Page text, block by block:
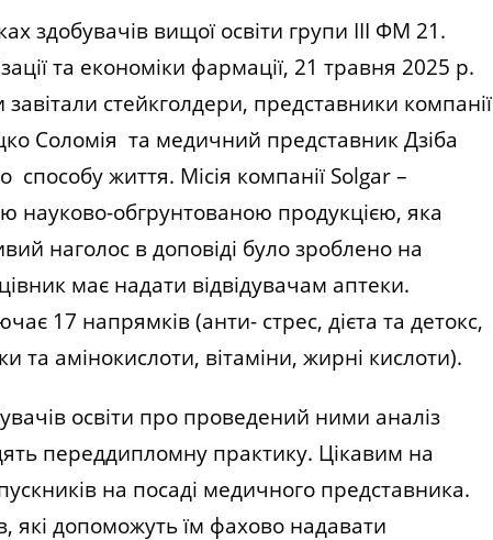
вищої освіти групи ІІІ ФМ 21.
та економіки фармації, 21 травня 2025 р.
стейкголдери, представники компанії
Соломія та медичний представник Дзіба
способу життя. Місія компанії Solgar –
науково-обгрунтованою продукцією, яка
наголос в доповіді було зроблено на
має надати відвідувачам аптеки.
17 напрямків (анти- стрес, дієта та детокс,
та амінокислоти, вітаміни, жирні кислоти).
освіти про проведений ними аналіз
переддипломну практику. Цікавим на
на посаді медичного представника.
які допоможуть їм фахово надавати